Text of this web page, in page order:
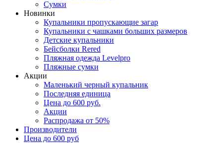
Сумки
Новинки
Купальники пропускающие загар
Купальники с чашками больших размеров
Детские купальники
Бейсболки Rered
Пляжная одежда Levelpro
Пляжные сумки
Акции
Маленький черный купальник
Последняя единица
Цена до 600 руб.
Акции
Распродажа от 50%
Производители
Цена до 600 руб